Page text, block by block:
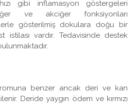
gibi inflamasyon göstergeleri
ve akciğer fonksiyonları
gösterilmiş dokulara doğu bir
istilası vardır. Tedavisinde destek
benzer ancak deri ve kan
Deride yaygın ödem ve kırmızı